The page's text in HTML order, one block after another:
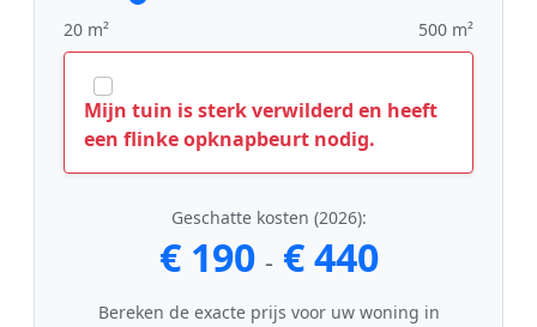
20 m² 500 m²
Mijn tuin is sterk verwilderd en heeft
een flinke opknapbeurt nodig.
Geschatte kosten (2026):
€ 190 - € 440
Bereken de exacte prijs voor uw woning in